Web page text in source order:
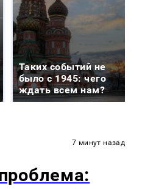
Таких событий не
было с 1945: чего
ждать всем нам?
7 минут назад